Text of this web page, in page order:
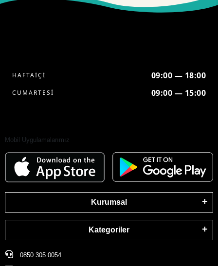
HAFTAİÇİ 09:00 — 18:00
CUMARTESİ 09:00 — 15:00
Mobil Uygulamalarımız
Kurumsal
Kategoriler
0850 305 0054